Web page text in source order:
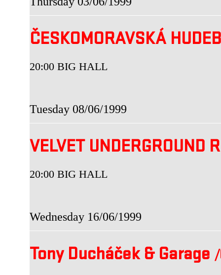
ČESKOMORAVSKÁ
20:00 BIG HALL
Tuesday 08/06/1999
VELVET UNDERGROUND
20:00 BIG HALL
Wednesday 16/06/1999
Tony Ducháček & Garage